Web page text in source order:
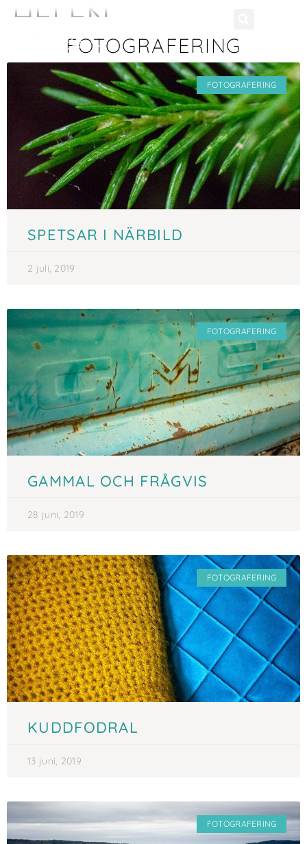
FOTOGRAFERING
FOTOGRAFERING
SPETSAR I NÄRBILD
2 juli, 2019
FOTOGRAFERING
GAMMAL OCH FRÅGVIS
28 juni, 2019
FOTOGRAFERING
KUDDFODRAL
13 juni, 2019
FOTOGRAFERING